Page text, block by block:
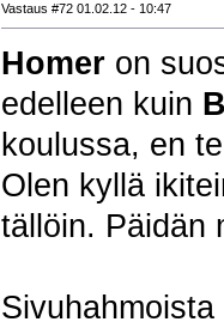
Vastaus #72 01.02.12 - 10:47
Homeron
edelleen kuin
koulussa, en
Olen kyllä
tällöin. Päidän